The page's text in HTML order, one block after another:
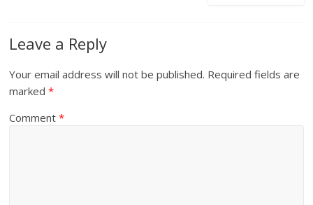
Leave a Reply
Your email address will not be published. Required fields are
marked*
Comment*